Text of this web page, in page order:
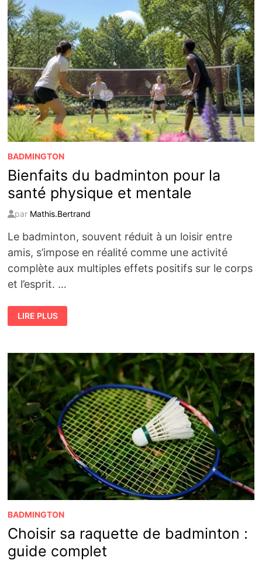
BADMINGTON
Bienfaits du badminton pour la
santé physique et mentale
par Mathis.Bertrand
Le badminton, souvent réduit à un loisir entre
amis, s’impose en réalité comme une activité
complète aux multiples effets positifs sur le corps
et l’esprit. …
BIENFAITS
DU
BADMINTON
SANTÉ
PHYSIQUE
ET
MENTALE
LIRE PLUS
BADMINGTON
Choisir sa raquette de badminton :
guide complet